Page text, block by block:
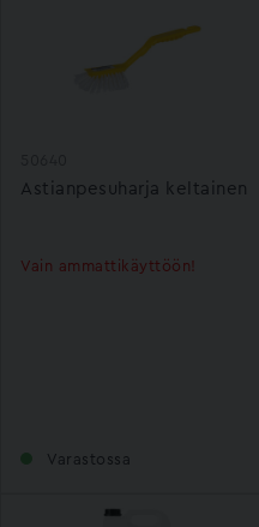
Astianpesuharja keltainen
Varastossa
Vain ammattikäyttöön!